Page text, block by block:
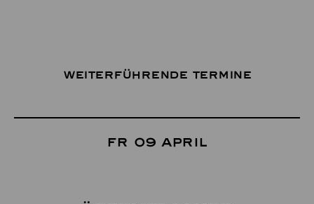
Weiterführende Termine
Fr 09 April